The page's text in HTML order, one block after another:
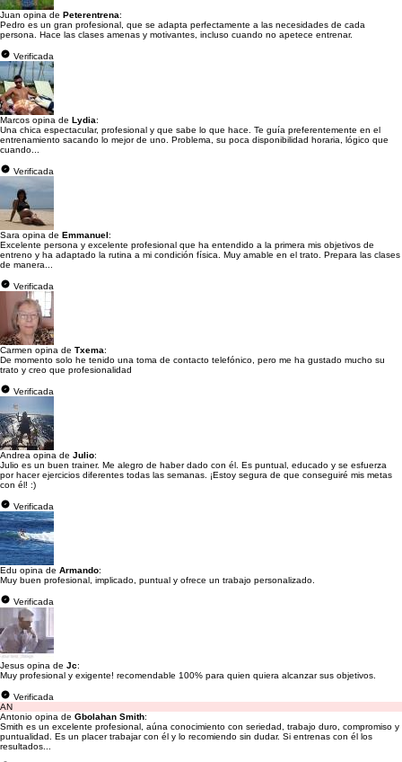
Juan opina de Peterentrena:
Pedro es un gran profesional, que se adapta perfectamente a las necesidades de cada
persona. Hace las clases amenas y motivantes, incluso cuando no apetece entrenar.
Verificada
Marcos opina de Lydia:
Una chica espectacular, profesional y que sabe lo que hace. Te guía preferentemente en el
entrenamiento sacando lo mejor de uno. Problema, su poca disponibilidad horaria, lógico que
cuando...
Verificada
Sara opina de Emmanuel:
Excelente persona y excelente profesional que ha entendido a la primera mis objetivos de
entreno y ha adaptado la rutina a mi condición física. Muy amable en el trato. Prepara las clases
de manera...
Verificada
Carmen opina de Txema:
De momento solo he tenido una toma de contacto telefónico, pero me ha gustado mucho su
trato y creo que profesionalidad
Verificada
Andrea opina de Julio:
Julio es un buen trainer. Me alegro de haber dado con él. Es puntual, educado y se esfuerza
por hacer ejercicios diferentes todas las semanas. ¡Estoy segura de que conseguiré mis metas
con él! :)
Verificada
Edu opina de Armando:
Muy buen profesional, implicado, puntual y ofrece un trabajo personalizado.
Verificada
Jesus opina de Jc:
Muy profesional y exigente! recomendable 100% para quien quiera alcanzar sus objetivos.
Verificada
AN
Antonio opina de Gbolahan Smith:
Smith es un excelente profesional, aúna conocimiento con seriedad, trabajo duro, compromiso y
puntualidad. Es un placer trabajar con él y lo recomiendo sin dudar. Si entrenas con él los
resultados...